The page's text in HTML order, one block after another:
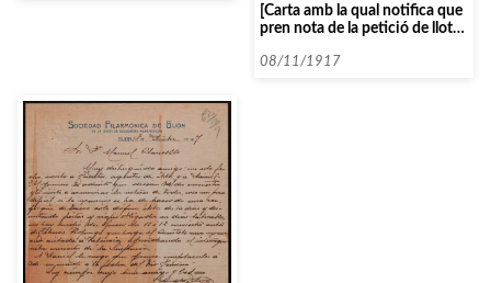
[Carta amb la qual notifica que
pren nota de la petició de llotja
08/11/1917